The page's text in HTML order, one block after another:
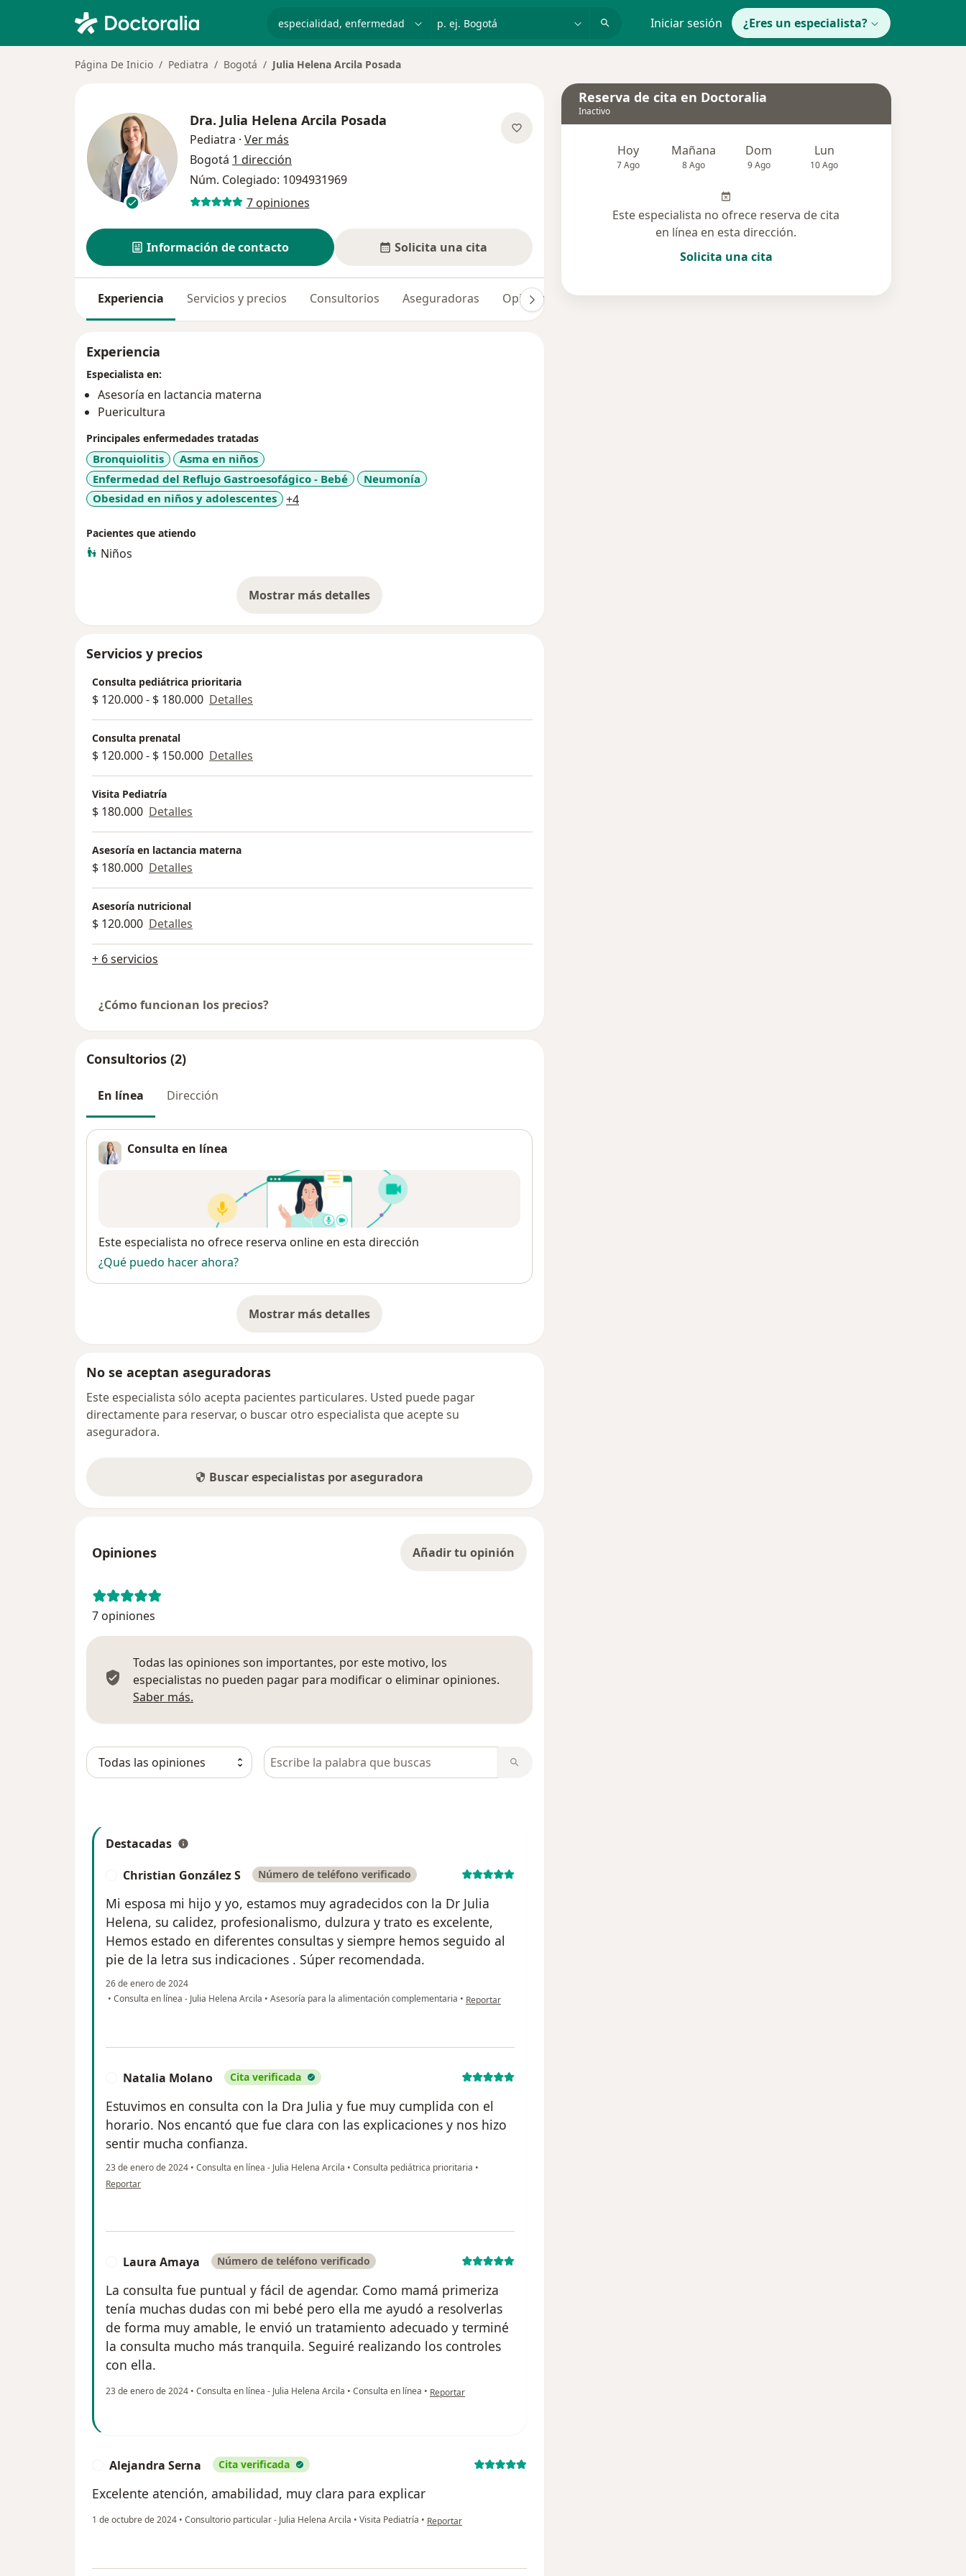
p. ej. Bogotá Iniciar sesión ¿Eres un especialista?
Página De Inicio Pediatra Bogotá Julia Helena Arcila Posada
Dra. Julia Helena Arcila Posada
Pediatra · Ver más
Bogotá 1 dirección
Núm. Colegiado: 1094931969
7 opiniones
Información de contacto Solicita una cita
Experiencia Servicios y precios Consultorios Aseguradoras Opiniones (7) Dudas solucionadas (11)
Experiencia
Especialista en:
Asesoría en lactancia materna
Puericultura
Principales enfermedades tratadas
Bronquiolitis
Asma en niños
Enfermedad del Reflujo Gastroesofágico - Bebé
Neumonía
Obesidad en niños y adolescentes
+4a11y_sr_more_diseases
Pacientes que atiendo
Niños
Mostrar más detalles
sobre la experiencia
Servicios y precios
Consulta pediátrica prioritaria
$ 120.000 - $ 180.000 Detalles
Consulta prenatal
$ 120.000 - $ 150.000 Detalles
Visita Pediatría
$ 180.000 Detalles
Asesoría en lactancia materna
$ 180.000 Detalles
Asesoría nutricional
$ 120.000 Detalles
+ 6 servicios
¿Cómo funcionan los precios?
Consultorios (2)
En línea Dirección
Consulta en línea
Disponibilidad
Este especialista no ofrece reserva online en esta dirección
¿Qué puedo hacer ahora?
Mostrar más detalles
sobre la dirección
No se aceptan aseguradoras
Este especialista sólo acepta pacientes particulares. Usted puede pagar
directamente para reservar, o buscar otro especialista que acepte su
aseguradora.
Buscar especialistas por aseguradora
Opiniones Añadir tu opinión
7 opiniones
Todas las opiniones son importantes, por este motivo, los
especialistas no pueden pagar para modificar o eliminar opiniones.
Saber más.
Busca en opiniones
Destacadas
Christian González S Número de teléfono verificado
Mi esposa mi hijo y yo, estamos muy agradecidos con la Dr Julia
Helena, su calidez, profesionalismo, dulzura y trato es excelente,
Hemos estado en diferentes consultas y siempre hemos seguido al
pie de la letra sus indicaciones . Súper recomendada.
26 de enero de 2024
• Consulta en línea - Julia Helena Arcila • Asesoría para la alimentación complementaria • en opinión del usuario Christian González S
Reportar
Natalia Molano Cita verificada
Estuvimos en consulta con la Dra Julia y fue muy cumplida con el
horario. Nos encantó que fue clara con las explicaciones y nos hizo
sentir mucha confianza.
23 de enero de 2024 • Consulta en línea - Julia Helena Arcila • Consulta pediátrica prioritaria •
en opinión del usuario Natalia Molano
Reportar
Laura Amaya Número de teléfono verificado
La consulta fue puntual y fácil de agendar. Como mamá primeriza
tenía muchas dudas con mi bebé pero ella me ayudó a resolverlas
de forma muy amable, le envió un tratamiento adecuado y terminé
la consulta mucho más tranquila. Seguiré realizando los controles
con ella.
23 de enero de 2024 • Consulta en línea - Julia Helena Arcila • Consulta en línea • en opinión del usuario Laura Amaya
Reportar
Alejandra Serna Cita verificada
Excelente atención, amabilidad, muy clara para explicar
1 de octubre de 2024 • Consultorio particular - Julia Helena Arcila • Visita Pediatría • en opinión del usuario Alejandra Serna
Reportar
Reserva de cita en Doctoralia
Inactivo
Hoy
7 Ago
Mañana
8 Ago
Dom
9 Ago
Lun
10 Ago
Este especialista no ofrece reserva de cita
en línea en esta dirección.
Solicita una cita